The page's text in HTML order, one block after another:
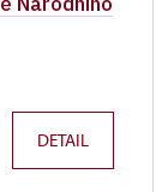
DETAIL